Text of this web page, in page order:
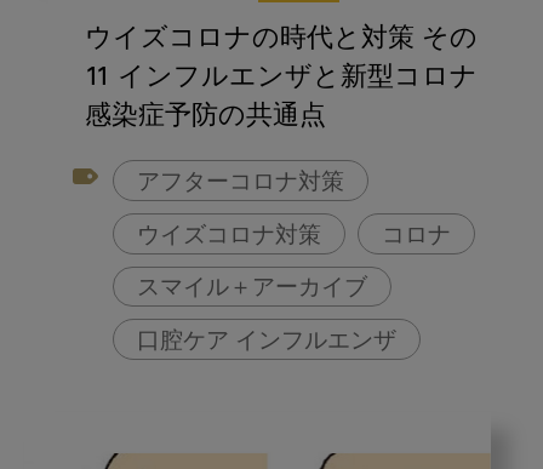
ウイズコロナの時代と対策 その
11 インフルエンザと新型コロナ
感染症予防の共通点
アフターコロナ対策
ウイズコロナ対策 コロナ
スマイル＋アーカイブ
口腔ケア インフルエンザ